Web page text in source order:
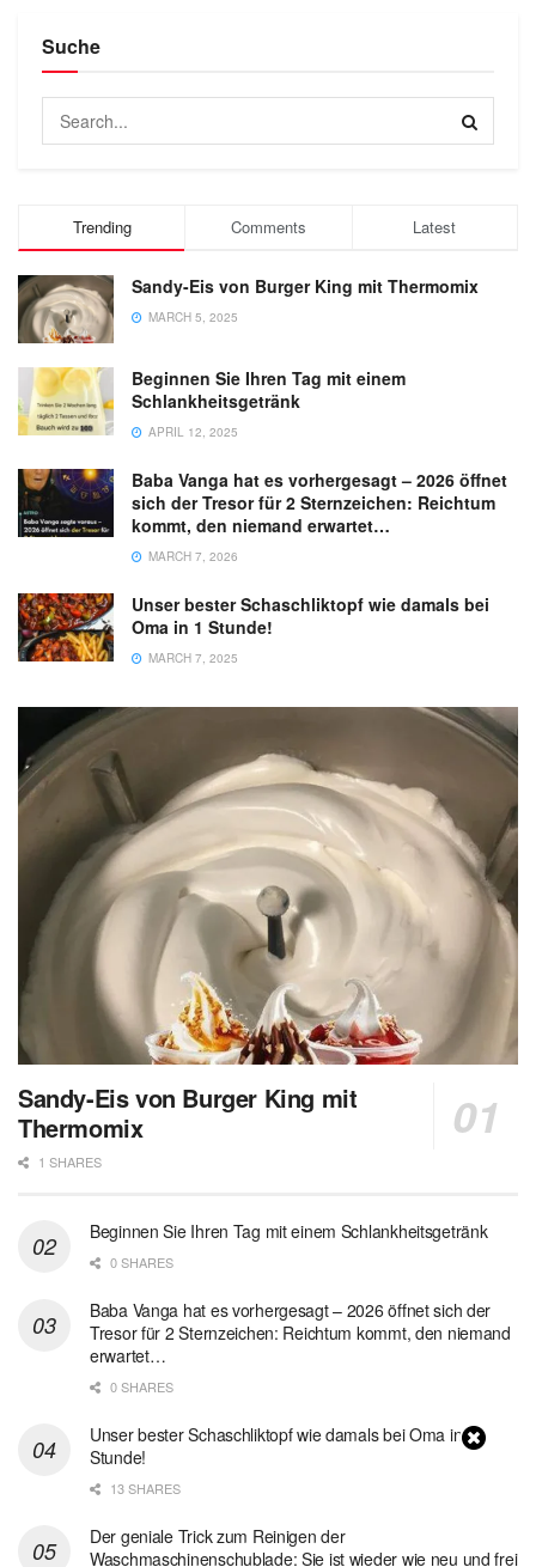
Suche
Trending Comments Latest
Sandy-Eis von Burger King mit Thermomix
MARCH 5, 2025
Beginnen Sie Ihren Tag mit einem
Schlankheitsgetränk
APRIL 12, 2025
Baba Vanga hat es vorhergesagt – 2026 öffnet
sich der Tresor für 2 Sternzeichen: Reichtum
kommt, den niemand erwartet…
MARCH 7, 2026
Unser bester Schaschliktopf wie damals bei
Oma in 1 Stunde!
MARCH 7, 2025
Sandy-Eis von Burger King mit
Thermomix
1 SHARES
Beginnen Sie Ihren Tag mit einem Schlankheitsgetränk
0 SHARES
Baba Vanga hat es vorhergesagt – 2026 öffnet sich der
Tresor für 2 Sternzeichen: Reichtum kommt, den niemand
erwartet…
0 SHARES
Unser bester Schaschliktopf wie damals bei Oma in 1
Stunde!
13 SHARES
Der geniale Trick zum Reinigen der
Waschmaschinenschublade: Sie ist wieder wie neu und frei